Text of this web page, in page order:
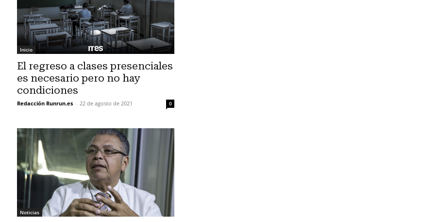
Inicio
El regreso a clases presenciales
es necesario pero no hay
condiciones
Redacción Runrun.es - 22 de agosto de 2021 0
Noticias